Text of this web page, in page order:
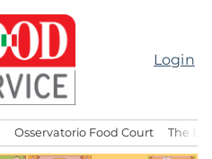
Login
Osservatorio Food Court The